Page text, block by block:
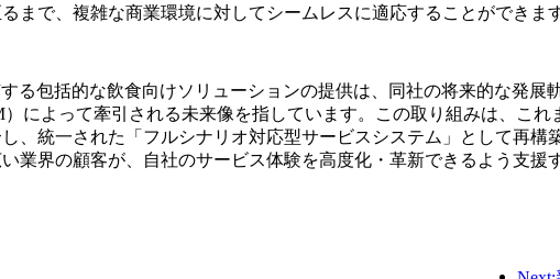
で、複雑な商業環境に対してシームレスに適応することができます
る包括的な飲食向けソリューションの提供は、同社の将来的な発
によって牽引される未来像を指しています。この取り組みは、これ
、統一された「フルシナリオ対応型サービスシステム」として再構
界の顧客が、自社のサービス体験を高度化・革新できるよう支援